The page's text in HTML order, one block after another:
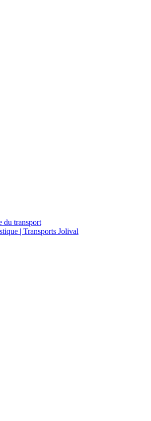
du transport
| Transports Jolival